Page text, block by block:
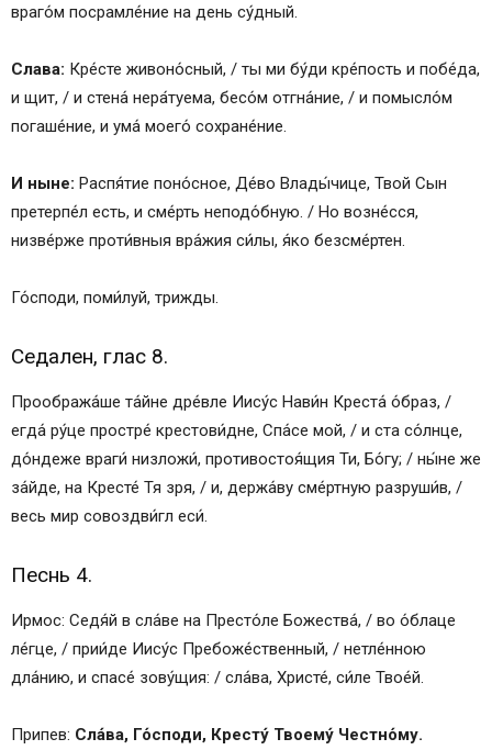
враго́м посрамле́ние на день су́дный.
Слава: Кре́сте живоно́сный, / ты ми бу́ди кре́пость и побе́да,
и щит, / и стена́ нера́туема, бесо́м отгна́ние, / и помысло́м
погаше́ние, и ума́ моего́ сохране́ние.
И ныне: Распя́тие поно́сное, Де́во Влады́чице, Твой Сын
претерпе́л есть, и сме́рть неподо́бную. / Но возне́сся,
низве́рже проти́вныя вра́жия си́лы, я́ко безсме́ртен.
Го́споди, поми́луй, трижды.
Седален, глас 8.
Прообража́ше та́йне дре́вле Иису́с Нави́н Креста́ о́браз, /
егда́ ру́це простре́ крестови́дне, Спа́се мой, / и ста со́лнце,
до́ндеже враги́ низложи́, противостоя́щия Ти, Бо́гу; / ны́не же
за́йде, на Кресте́ Тя зря, / и, держа́ву сме́ртную разруши́в, /
весь мир совоздви́гл еси́.
Песнь 4.
Ирмос: Седя́й в сла́ве на Престо́ле Божества́, / во о́блаце
ле́гце, / прии́де Иису́с Пребоже́ственный, / нетле́нною
дла́нию, и спасе́ зову́щия: / сла́ва, Христе́, си́ле Твое́й.
Припев: Сла́ва, Го́споди, Кресту́ Твоему́ Честно́му.